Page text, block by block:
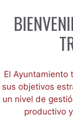
El Ayuntamiento
sus objetivos
un nivel de
productivo